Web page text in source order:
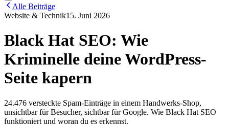
Alle Beiträge
Website & Technik15. Juni 2026
Black Hat SEO: Wie
Kriminelle deine WordPress-
Seite kapern
24.476 versteckte Spam-Einträge in einem Handwerks-Shop,
unsichtbar für Besucher, sichtbar für Google. Wie Black Hat SEO
funktioniert und woran du es erkennst.